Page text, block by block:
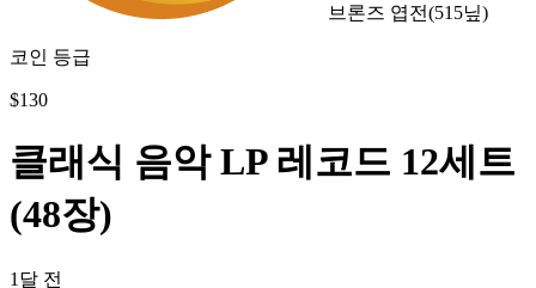
브론즈 엽전(515닢)
코인 등급
$130
클래식 음악 LP 레코드 12세트
(48장)
1달 전